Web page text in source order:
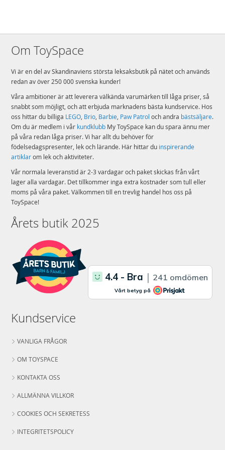
Ålder: från 4 år
Mer
information
Modell 43235
EAN
Varumärke LEGO
Om ToySpace
Vi är en del av Skandinaviens största leksaksbutik på nätet och används
redan av över 250 000 svenska kunder!
Våra ambitioner är att leverera välkända varumärken till låga priser, så
snabbt som möjligt, och att erbjuda marknadens bästa kundservice. Hos
oss hittar du billiga LEGO, Brio, Barbie, Paw Patrol och andra bästsäljare.
Om du är medlem i vår kundklubb My ToySpace kan du spara ännu mer
på våra redan låga priser. Vi har allt du behöver för
födelsedagspresenter, lek och lärande. Här hittar du inspirerande
artiklarom lek och aktiviteter.
Vår normala leveranstid är 2-3 vardagar och paket skickas från vårt
lager alla vardagar. Det tillkommer inga extra kostnader som tull eller
moms på våra paket. Välkommen till en trevlig handel hos oss på
ToySpace!
Årets butik 2025
Kundservice
VANLIGA FRÅGOR
OM TOYSPACE
KONTAKTA OSS
ALLMÄNNA VILLKOR
COOKIES OCH SEKRETESS
INTEGRITETSPOLICY